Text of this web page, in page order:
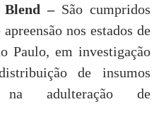
Blend –São cumpridos
nos estados de
Paulo, em investigação
de insumos
na adulteração de